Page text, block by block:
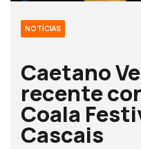
NOTÍCIAS
Caetano
recente
Coala
Cascais